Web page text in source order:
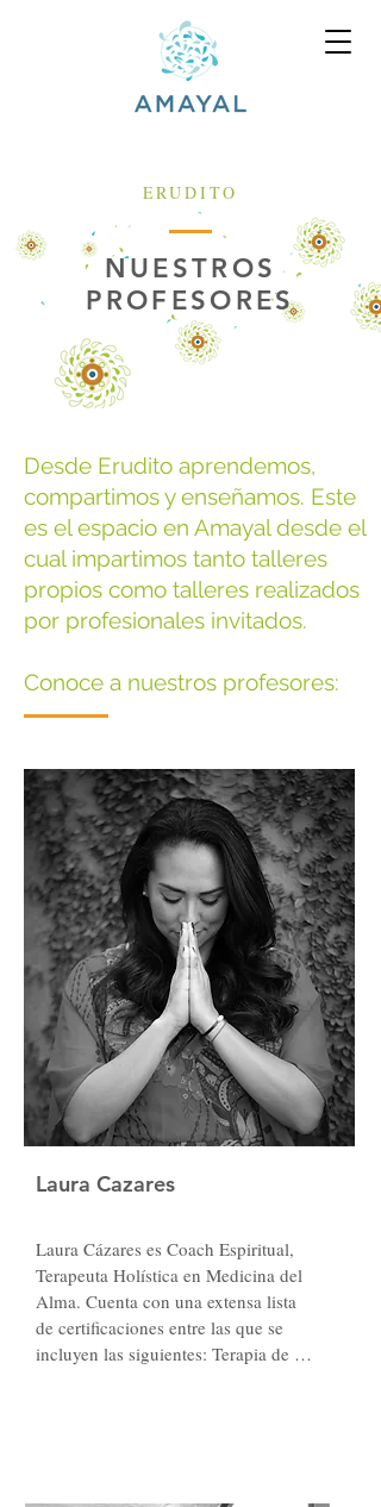
ERUDITO
NUESTROS
PROFESORES
Desde Erudito aprendemos,
compartimos y enseñamos. Este
es el espacio en Amayal desde el
cual impartimos tanto talleres
propios como talleres realizados
por profesionales invitados.
Conoce a nuestros profesores:
Laura Cazares
Laura Cázares es Coach Espiritual,
Terapeuta Holística en Medicina del
Alma. Cuenta con una extensa lista
de certificaciones entre las que se
incluyen las siguientes: Terapia de